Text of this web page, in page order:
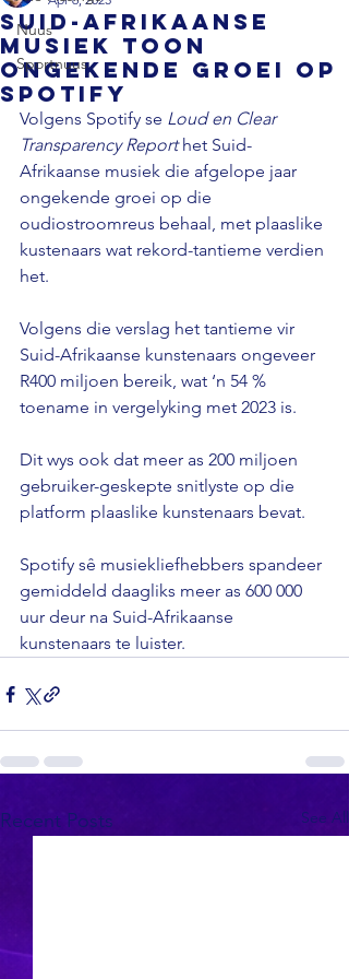
Nuus
Sportnuus
Suid-Afrikaanse
musiek toon
ongekende groei op
Spotify
Volgens Spotify se Loud en Clear
Transparency Report het Suid-
Afrikaanse musiek die afgelope jaar
ongekende groei op die
oudiostroomreus behaal, met plaaslike
kustenaars wat rekord-tantieme verdien
het.
Volgens die verslag het tantieme vir
Suid-Afrikaanse kunstenaars ongeveer
R400 miljoen bereik, wat ‘n 54 %
toename in vergelyking met 2023 is.
Dit wys ook dat meer as 200 miljoen
gebruiker-geskepte snitlyste op die
platform plaaslike kunstenaars bevat.
Spotify sê musiekliefhebbers spandeer
gemiddeld daagliks meer as 600 000
uur deur na Suid-Afrikaanse
kunstenaars te luister.
Recent Posts See All